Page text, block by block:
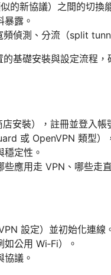
的新協議）之間的切換
露。
偵測、分流（split
基礎安裝與設定流程
安裝），註冊並登入帳
或 OpenVPN 類型）
定性。
應用走 VPN、哪些走
設定）並初始化連線
公用 Wi‑Fi）。
議。